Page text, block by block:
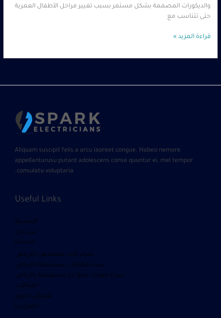
والديكورات المصممة بشكل مستمر بسبب تغيير مراحل الأطفال العمرية
حتى تتناسب مع
قراءة المزيد »
Aliquam suscipit felis a arcu laoreet congue. Habeo nemore
appellanturusu putant adolescens conse quuntur ei, mel tempor
consulatu voluptaria.
Useful Links
الرئيسية
من نحن
خدماتنا
شراء أثاث مستعمل بالرياض
شراء مكيفات مستعمله بالرياض
شراء معدات مطاعم مستعملة بالرياض
المقالات
معرض الصور
اتصل بنا